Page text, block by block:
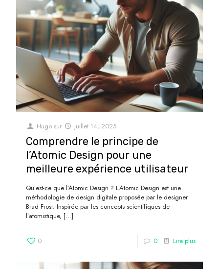
Hugo sur juillet 14, 2025
Comprendre le principe de
l’Atomic Design pour une
meilleure expérience utilisateur
Qu’est-ce que l’Atomic Design ? L’Atomic Design est une
méthodologie de design digitale proposée par le designer
Brad Frost. Inspirée par les concepts scientifiques de
l’atomistique, […]
0 0 Lire plus